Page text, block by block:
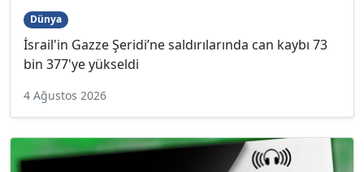
Dünya
İsrail'in Gazze Şeridi’ne saldırılarında can kaybı 73
bin 377'ye yükseldi
4 Ağustos 2026